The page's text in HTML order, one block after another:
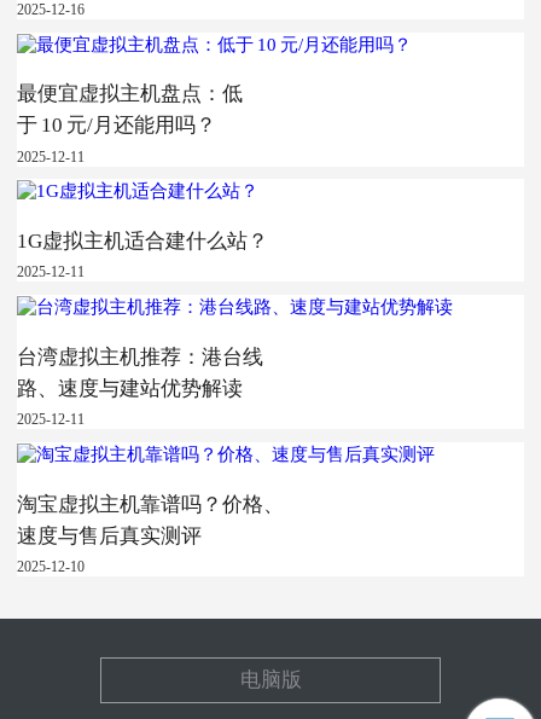
2025-12-16
最便宜虚拟主机盘点：低
于 10 元/月还能用吗？
2025-12-11
1G虚拟主机适合建什么站？
2025-12-11
台湾虚拟主机推荐：港台线
路、速度与建站优势解读
2025-12-11
淘宝虚拟主机靠谱吗？价格、
速度与售后真实测评
2025-12-10
电脑版